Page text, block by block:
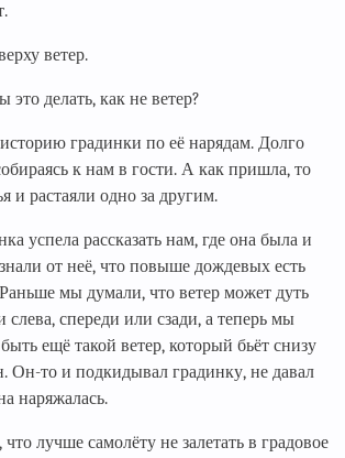
ветер.
делать, как не ветер?
градинки по её нарядам. Долго
к нам в гости. А как пришла, то
и растаяли одно за другим.
успела рассказать нам, где она была и
от неё, что повыше дождевых есть
мы думали, что ветер может дуть
слева, спереди или сзади, а теперь мы
ещё такой ветер, который бьёт снизу
Он-то и подкидывал градинку, не давал
наряжалась.
лучше самолёту не залетать в градовое